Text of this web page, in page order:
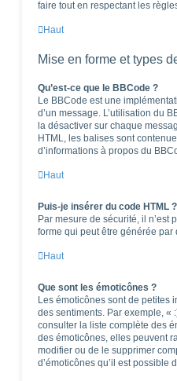
faire tout en respectant les
Haut
Mise en forme et types
Qu’est-ce que le BBCode ?
Le BBCode est une
d’un message. L’utilisation du
la désactiver sur chaque
HTML, les balises sont
d’informations à propos du
Haut
Puis-je insérer du code HTML ?
Par mesure de sécurité, il n’est
forme qui peut être générée
Haut
Que sont les émoticônes ?
Les émoticônes sont de petites
des sentiments. Par exemple, «
consulter la liste complète des
des émoticônes, elles peuvent
modifier ou de le supprimer
d’émoticônes qu’il est possible